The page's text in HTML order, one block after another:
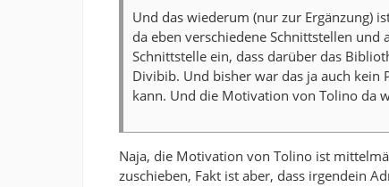
Und das wiederum (nur zur Ergänzung)
da eben verschiedene Schnittstellen
Schnittstelle ein, dass darüber das
Divibib. Und bisher war das ja auch
kann. Und die Motivation von Tolino da
Naja, die Motivation von Tolino ist
zuschieben, Fakt ist aber, dass irgendein